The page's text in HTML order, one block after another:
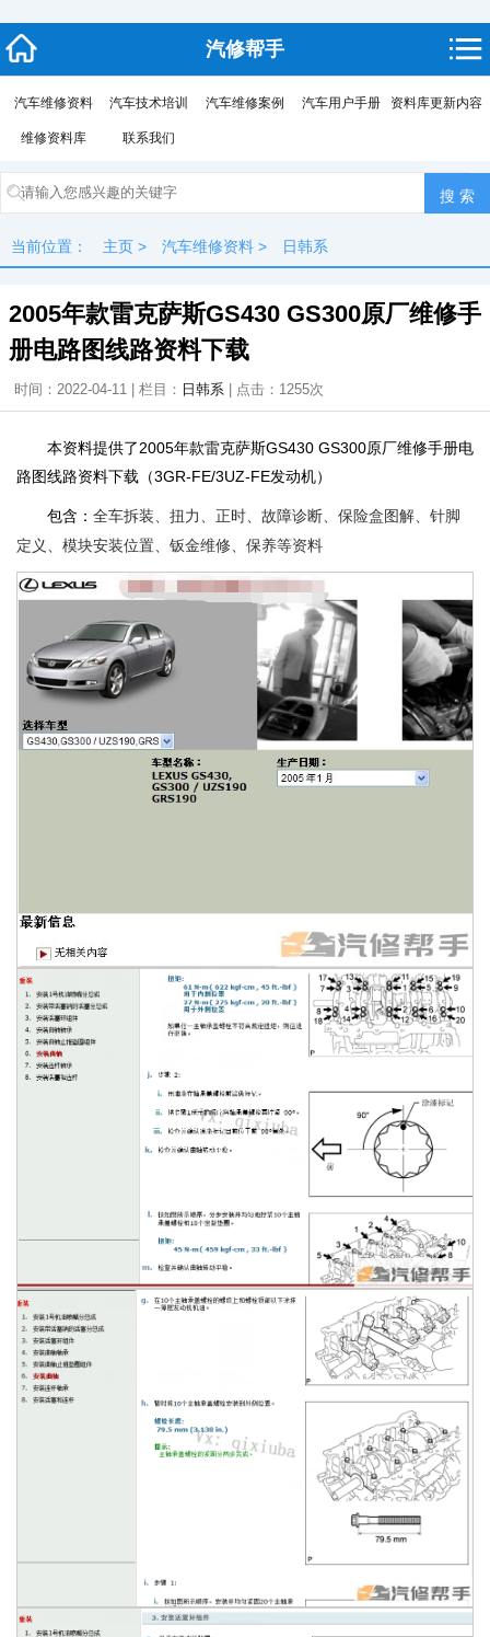
汽修帮手
汽车维修资料 汽车技术培训 汽车维修案例 汽车用户手册 资料库更新内容
维修资料库 联系我们
当前位置： 主页 > 汽车维修资料 > 日韩系
2005年款雷克萨斯GS430 GS300原厂维修手
册电路图线路资料下载
时间：2022-04-11 | 栏目： 日韩系 | 点击： 1255次
本资料提供了2005年款雷克萨斯GS430 GS300原厂维修手册电
路图线路资料下载（3GR-FE/3UZ-FE发动机）
包含： 全车拆装、扭力、正时、故障诊断、保险盒图解、针脚
定义、模块安装位置、钣金维修、保养等资料